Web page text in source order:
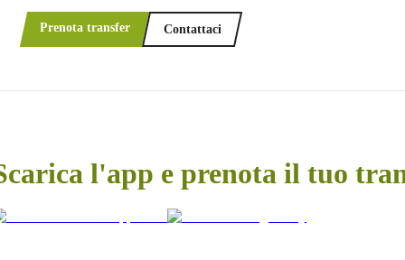
Prenota transfer Contattaci
l'app e prenota il tuo